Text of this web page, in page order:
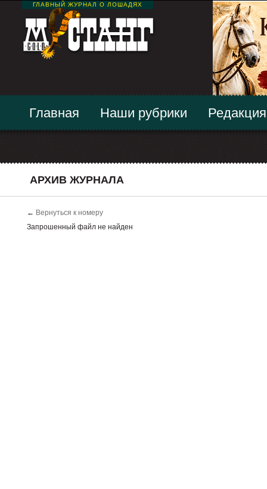
ГЛАВНЫЙ ЖУРНАЛ О ЛОШАДЯХ
Главная Наши рубрики Редакция
АРХИВ ЖУРНАЛА
← Вернуться к номеру
Запрошенный файл не найден